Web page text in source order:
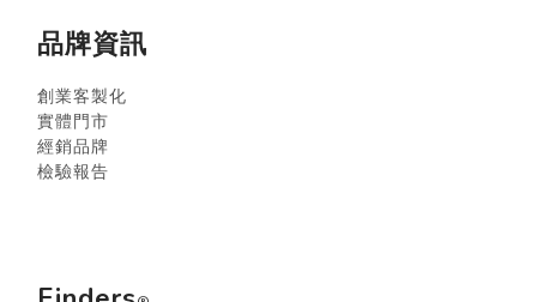
品牌資訊
創業客製化
實體門市
經銷品牌
檢驗報告